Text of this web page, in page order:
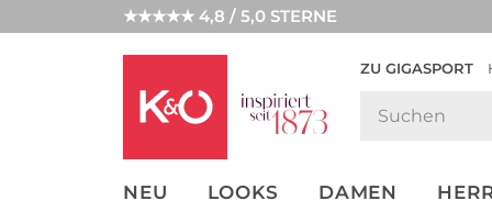
★★★★★ 4,8 / 5,0 STERNE
ZU GIGASPORT
NEU LOOKS DAMEN
NEW IN
WEDDING